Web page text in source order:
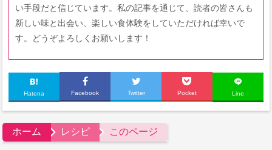
い手段だと信じています。私の記事を通じて、読者の皆さんも
新しい味と出会い、楽しい食体験をしていただければ幸いで
す。どうぞよろしくお願いします！
Hatena Facebook Twitter Pocket Line
ホーム レシピ このページ